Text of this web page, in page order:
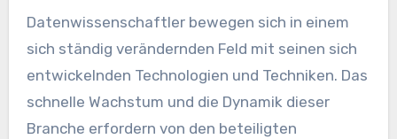
Datenwissenschaftler bewegen sich in einem
sich ständig verändernden Feld mit seinen sich
entwickelnden Technologien und Techniken. Das
schnelle Wachstum und die Dynamik dieser
Branche erfordern von den beteiligten